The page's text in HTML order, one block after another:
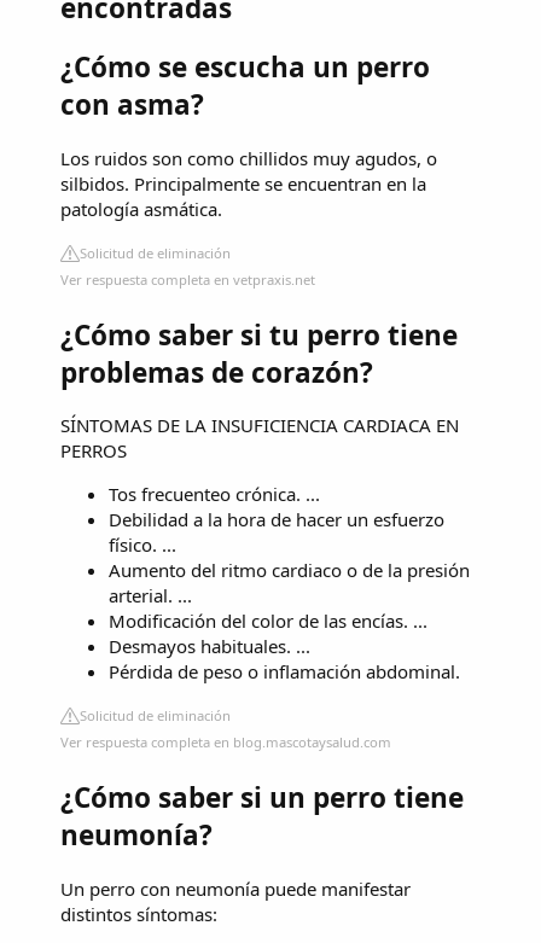
encontradas
¿Cómo se escucha un perro
con asma?
Los ruidos son como chillidos muy agudos, o
silbidos. Principalmente se encuentran en la
patología asmática.
Solicitud de eliminación
Ver respuesta completa en vetpraxis.net
¿Cómo saber si tu perro tiene
problemas de corazón?
SÍNTOMAS DE LA INSUFICIENCIA CARDIACA EN
PERROS
Tos frecuenteo crónica. ...
Debilidad a la hora de hacer un esfuerzo
físico. ...
Aumento del ritmo cardiaco o de la presión
arterial. ...
Modificación del color de las encías. ...
Desmayos habituales. ...
Pérdida de peso o inflamación abdominal.
Solicitud de eliminación
Ver respuesta completa en blog.mascotaysalud.com
¿Cómo saber si un perro tiene
neumonía?
Un perro con neumonía puede manifestar
distintos síntomas: